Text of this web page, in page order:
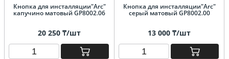
Кнопка для инсталляции"Arc"
капучино матовый GP8002.06
20 250 ₸/шт
Кнопка для инсталляции"Arc"
серый матовый GP8002.00
13 000 ₸/шт